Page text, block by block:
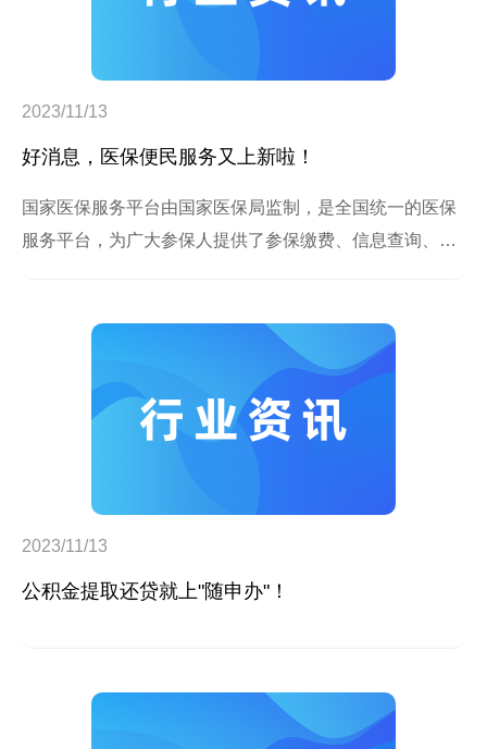
2023/11/13
好消息，医保便民服务又上新啦！
国家医保服务平台由国家医保局监制，是全国统一的医保
服务平台，为广大参保人提供了参保缴费、信息查询、待
新开通了官方支付宝小程序。
2023/11/13
公积金提取还贷就上"随申办"！